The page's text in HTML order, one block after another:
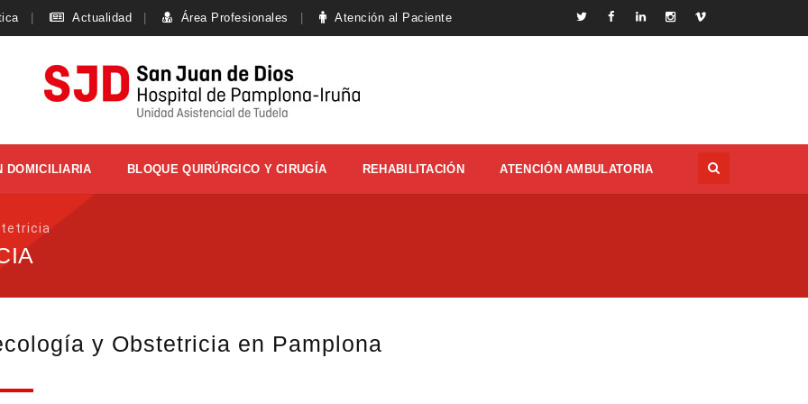
Actualidad Área Profesionales Atención al Paciente
DOMICILIARIA BLOQUE QUIRÚRGICO Y CIRUGÍA REHABILITACIÓN ATENCIÓN AMBULATORIA
y Obstetricia en Pamplona